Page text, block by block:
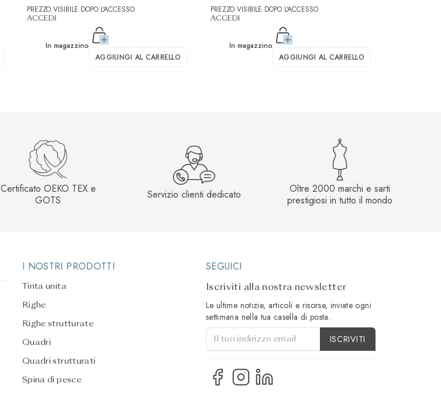
PREZZO VISIBILE DOPO L'ACCESSO
ACCEDI
In magazzino
AGGIUNGI AL CARRELLO
PREZZO VISIBILE DOPO L'ACCESSO
ACCEDI
In magazzino
AGGIUNGI AL CARRELLO
Certificato OEKO TEX e
GOTS
Servizio clienti dedicato
Oltre 2000 marchi e sarti
prestigiosi in tutto il mondo
I NOSTRI PRODOTTI
Tinta unita
Righe
Righe strutturate
Quadri
Quadri strutturati
Spina di pesce
SEGUICI
Iscriviti alla nostra newsletter
Le ultime notizie, articoli e risorse, inviate ogni
settimana nella tua casella di posta.
Tipo di account ISCRIVITI